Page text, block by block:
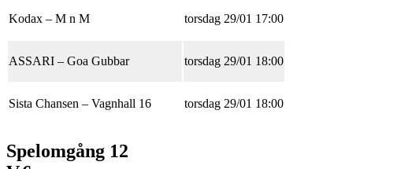
Kodax – M n M torsdag 29/01 17:00
ASSARI – Goa Gubbar torsdag 29/01 18:00
Sista Chansen – Vagnhall 16 torsdag 29/01 18:00
Spelomgång 12